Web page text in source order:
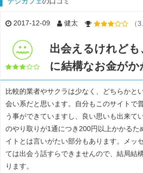
2017-12-09 健太 （
出会えるけれど
に結構なお金がか
比較的業者やサクラは少なく、どちらかと
会い系だと思います。自分もこのサイトで
う事ができていますし、良い思いも出来て
のやり取りが1通につき200円以上かかるた
イトとは言いがたい部分もあります。メッ
ては出会う話すらできませんので、結局結
ります。